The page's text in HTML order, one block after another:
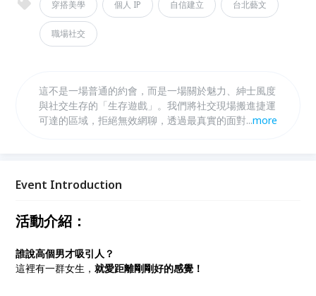
穿搭美學 個人 IP 自信建立 台北藝文
職場社交
這不是一場普通的約會，而是一場關於魅力、紳士風度
與社交生存的「生存遊戲」。我們將社交現場搬進捷運
可達的區域，拒絕無效網聊，透過最真實的面對面互
...more
Event Introduction
活動介紹：
誰說高個男才吸引人？
這裡有一群女生，就愛距離剛剛好的感覺！